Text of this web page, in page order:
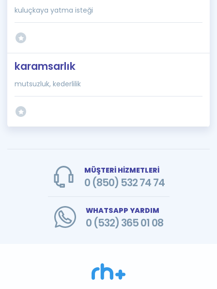
kuluçkaya yatma isteği
karamsarlık
mutsuzluk, kederlilik
MÜŞTERİ HİZMETLERİ
0 (850) 532 74 74
WHATSAPP YARDIM
0 (532) 365 01 08